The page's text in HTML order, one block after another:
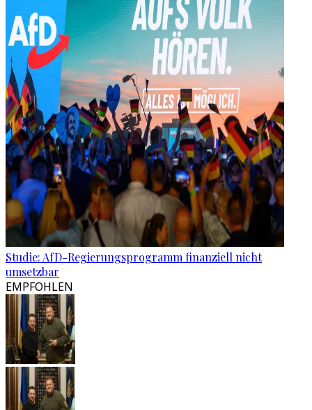
Studie: AfD-Regierungsprogramm finanziell nicht
umsetzbar
EMPFOHLEN